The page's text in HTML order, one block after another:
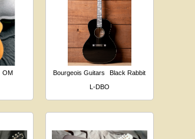
OM
Bourgeois Guitars
Black Rabbit
L-DBO